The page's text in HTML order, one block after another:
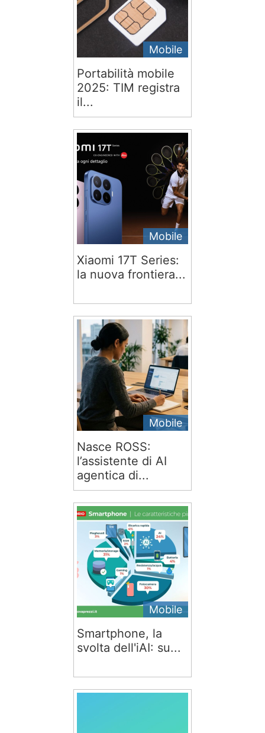
Mobile
Portabilità mobile
2025: TIM registra
il...
Mobile
Xiaomi 17T Series:
la nuova frontiera...
Mobile
Nasce ROSS:
l’assistente di AI
agentica di...
Mobile
Smartphone, la
svolta dell'iAI: su...